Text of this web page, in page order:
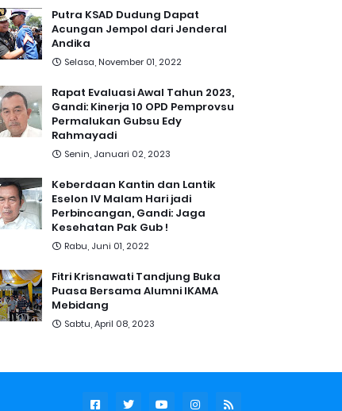
Putra KSAD Dudung Dapat
Acungan Jempol dari Jenderal
Andika
Selasa, November 01, 2022
Rapat Evaluasi Awal Tahun 2023,
Gandi: Kinerja 10 OPD Pemprovsu
Permalukan Gubsu Edy
Rahmayadi
Senin, Januari 02, 2023
Keberdaan Kantin dan Lantik
Eselon IV Malam Hari jadi
Perbincangan, Gandi: Jaga
Kesehatan Pak Gub !
Rabu, Juni 01, 2022
Fitri Krisnawati Tandjung Buka
Puasa Bersama Alumni IKAMA
Mebidang
Sabtu, April 08, 2023